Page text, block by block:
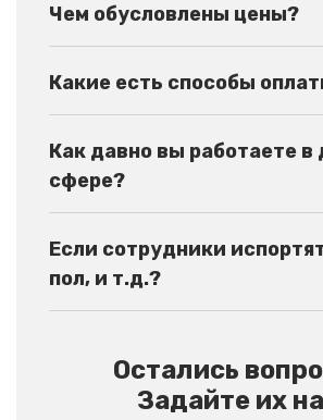
Чем обусловлены цены?
Какие есть способы
Как давно вы работаете в
сфере?
Если сотрудники
пол, и т.д.?
Остались
Задайте их